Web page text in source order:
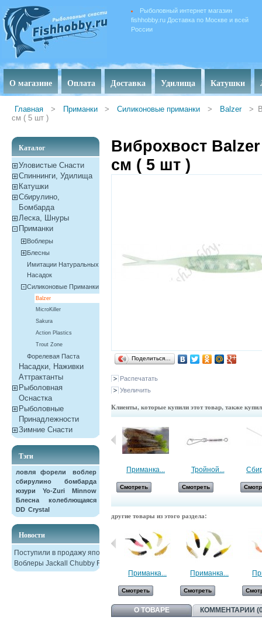
Рыболовный интернет магазин
fishhobby.ru Доставка по Москве и всей
России
О магазине Оплата Доставка Удилища Катушки
Главная > Приманки > Силиконовые приманки > Balzer >
см ( 5 шт )
Каталог
Уловистые Снасти
Спиннинги, Удилища
Катушки
Сбирулино,
Бомбарда
Леска, Шнуры
Приманки
Воблеры
Блесны
Имитации Натуральных
Насадок
Силиконовые Приманки
Balzer
MicroKiller
Sakura
Action Plastics
Trout Zone
Форелевая Паста
Насадки, Наживки
Aттрактанты
Рыболовная
Оснастка
Рыболовные
Принадлежности
Зимние Снасти
Тэги
ловля форели
воблер
сбирулино
бомбарда
юзури
Yo-Zuri
Minnow
Блесна колеблющаяся
DD Crystal
Новости
Поступили в продажу японские
Воблеры Jackall Chubby F38
Виброхвост
см ( 5 шт )
Поделиться…
Распечатать
Увеличить
Клиенты, которые купили этот товар, также
Высокоскорос...
Смотреть
Приманка...
Смотреть
Тройной...
Смотреть
другие товары из этого раздела:
Приманка...
Смотреть
Приманка...
Смотреть
О ТОВАРЕ КОММЕНТАРИИ